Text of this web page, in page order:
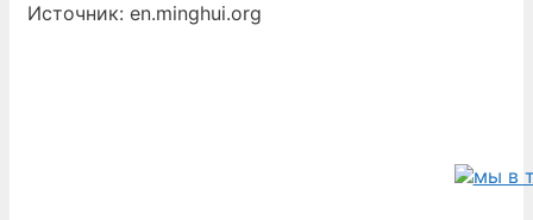
Источник: en.minghui.org